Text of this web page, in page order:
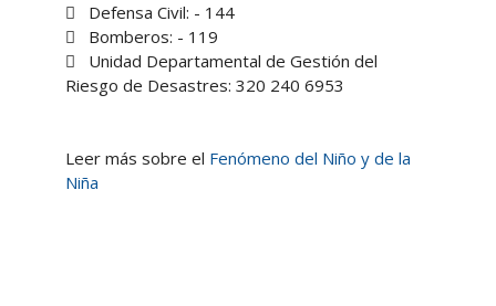
 Defensa Civil: - 144
 Bomberos: - 119
 Unidad Departamental de Gestión del
Riesgo de Desastres: 320 240 6953
Leer más sobre el Fenómeno del Niño y de la
Niña